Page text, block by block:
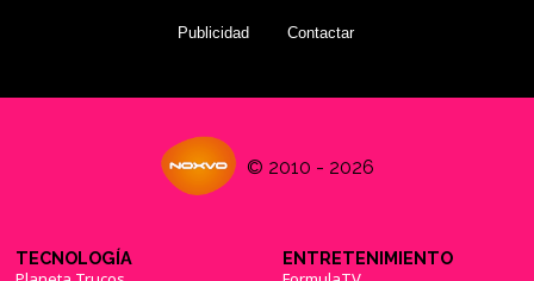
Publicidad Contactar
© 2010 - 2026
TECNOLOGÍA ENTRETENIMIENTO